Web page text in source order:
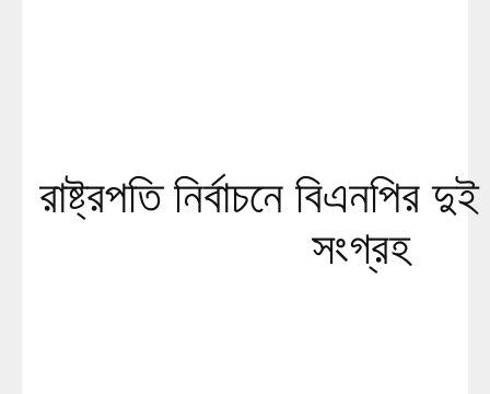
রাষ্ট্রপতি নির্বাচনে বিএনপির
সংগ্রহ